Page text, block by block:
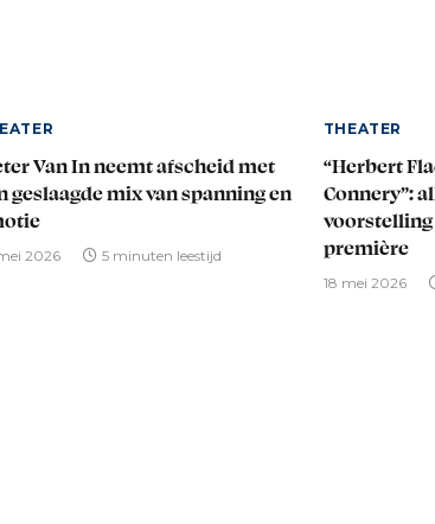
Van In neemt afscheid met
geslaagde mix van spanning en
2026 5 minuten leestijd
THEATER
“Herbert
Connery”:
voorstelling
première
18 mei 2026